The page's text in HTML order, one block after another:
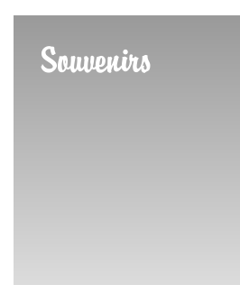
Souvenirs